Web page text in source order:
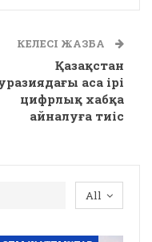
КЕЛЕСІ ЖАЗБА
Қазақстан
аса ірі
цифрлық хабқа
айналуға тиіс
All